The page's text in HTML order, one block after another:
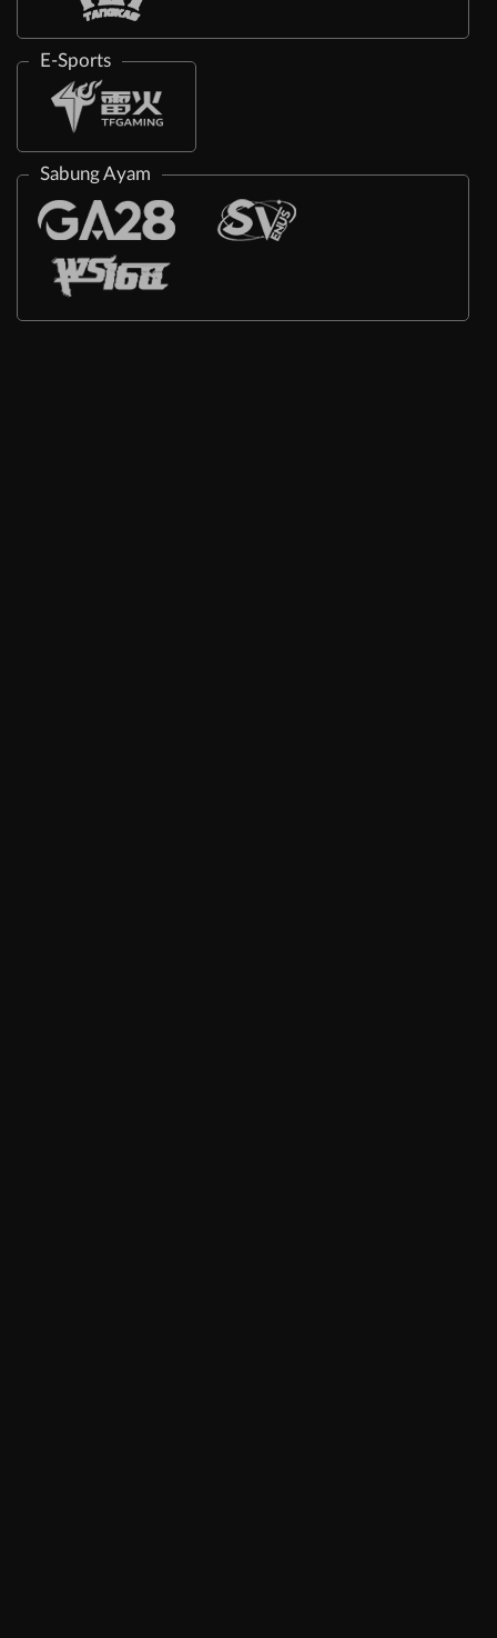
E-Sports
Sabung Ayam